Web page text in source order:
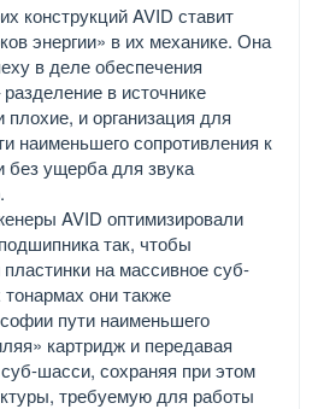
конструкций AVID ставит
энергии» в их механике. Она
в деле обеспечения
в источнике
и организация для
наименьшего сопротивления к
без ущерба для звука
AVID оптимизировали
так, чтобы
на массивное суб-
они также
пути наименьшего
картридж и передавая
шасси, сохраняя при этом
требуемую для работы